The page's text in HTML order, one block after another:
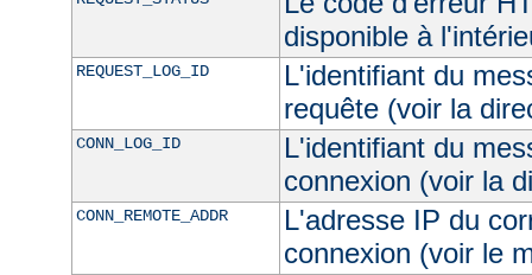
disponible à
REQUEST_LOG_ID
L'identifiant du
requête (voir la
CONN_LOG_ID
L'identifiant du
connexion (voir la
CONN_REMOTE_ADDR
L'adresse IP du
connexion (voir le